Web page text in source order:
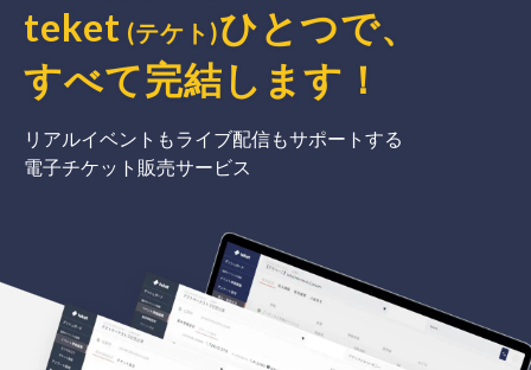
teket (テケト)ひとつで、
すべて完結 します ！
リアルイベントもライブ配信もサポートする
電子チケット販売サービス